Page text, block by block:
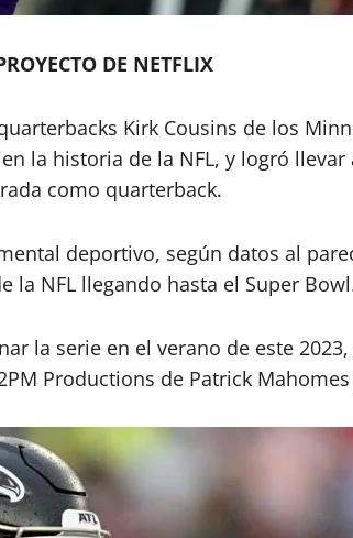
DE NETFLIX
Kirk Cousins de los
la historia de la NFL, y logró
como quarterback.
deportivo, según datos al
NFL llegando hasta el Super
la serie en el verano de este
Productions de Patrick